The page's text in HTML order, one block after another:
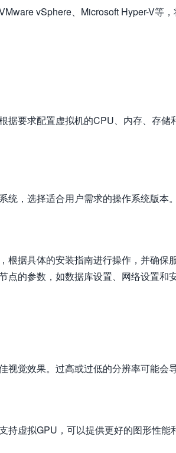
vSphere、Microsoft Hyper-V等
据要求配置虚拟机的CPU、内存、存储
，选择适合用户需求的操作系统版本。
根据具体的安装指南进行操作，并确保
点的参数，如数据库设置、网络设置和
视觉效果。过高或过低的分辨率可能会
持虚拟GPU，可以提供更好的图形性能